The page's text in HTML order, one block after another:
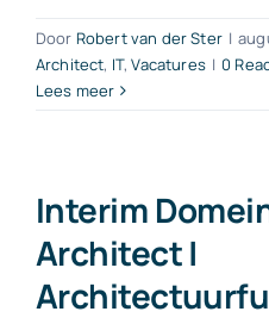
Door Robert van der Ster |
Architect, IT,Vacatures | 0
Lees meer
Interim
Architect |